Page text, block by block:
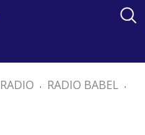
RADIO . RADIO BABEL .